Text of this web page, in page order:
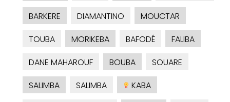
BARKERE DIAMANTINO
MOUCTAR
TOUBA
MORIKEBA BAFODÉ
FALIBA
DANE MAHAROUF
BOUBA
SOUARE
SALIMBA
SALIMBA
KABA